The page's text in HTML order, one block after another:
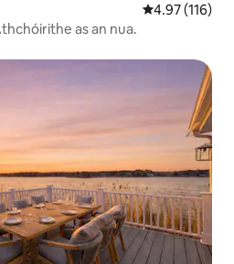
Meánrátáil
4.97 (116)
as an nua.